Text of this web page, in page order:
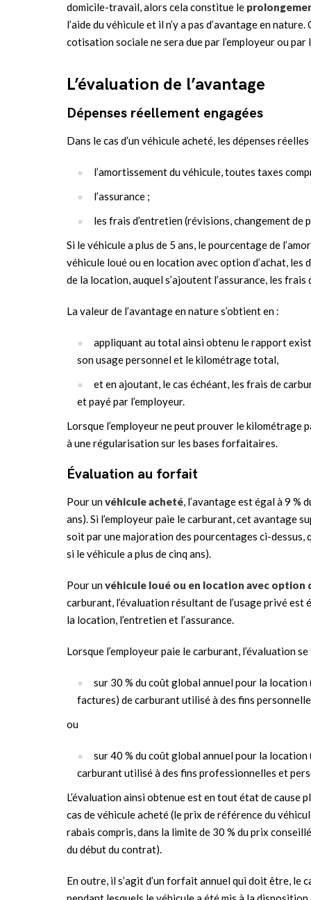
domicile-travail, alors cela constitue le
l’aide du véhicule et il n’y a pas d’avantage en nature.
cotisation sociale ne sera due par l’employeur ou par
L’évaluation de l’avantage
Dépenses réellement engagées
Dans le cas d’un véhicule acheté, les dépenses
l’amortissement du véhicule, toutes taxes
l’assurance ;
les frais d’entretien (révisions, changement
Si le véhicule a plus de 5 ans, le pourcentage de
véhicule loué ou en location avec option d’achat,
de la location, auquel s’ajoutent l’assurance, les
La valeur de l’avantage en nature s’obtient en :
appliquant au total ainsi obtenu le rapport
son usage personnel et le kilométrage total,
et en ajoutant, le cas échéant, les frais de
et payé par l’employeur.
Lorsque l’employeur ne peut prouver le kilométrage
à une régularisation sur les bases forfaitaires.
Évaluation au forfait
Pour unvéhicule acheté, l’avantage est égal à 9 %
ans). Si l’employeur paie le carburant, cet avantage
soit par une majoration des pourcentages ci-dessus,
si le véhicule a plus de cinq ans).
Pour unvéhicule loué ou en location avec option
carburant, l’évaluation résultant de l’usage privé
la location, l’entretien et l’assurance.
Lorsque l’employeur paie le carburant, l’évaluation
sur 30 % du coût global annuel pour la
factures) de carburant utilisé à des fins
ou
sur 40 % du coût global annuel pour la
carburant utilisé à des fins professionnelles et
L’évaluation ainsi obtenue est en tout état de cause
cas de véhicule acheté (le prix de référence du
rabais compris, dans la limite de 30 % du prix
du début du contrat).
En outre, il s’agit d’un forfait annuel qui doit être, le